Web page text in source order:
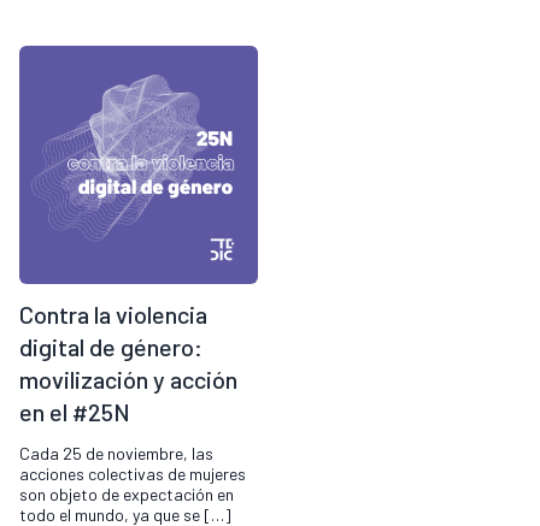
Contra la violencia
digital de género:
movilización y acción
en el #25N
Cada 25 de noviembre, las
acciones colectivas de mujeres
son objeto de expectación en
todo el mundo, ya que se […]